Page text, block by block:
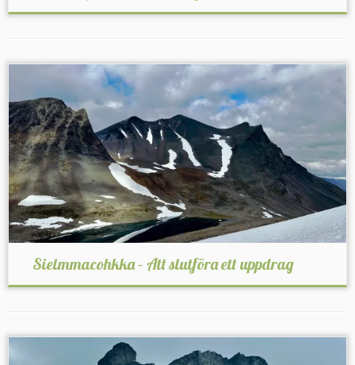
Sielmmacohkka – Att slutföra ett uppdrag